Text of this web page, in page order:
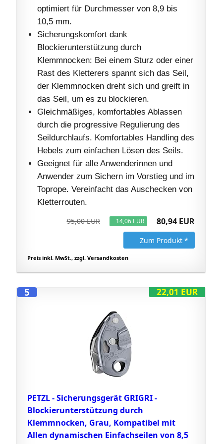
optimiert für Durchmesser von 8,9 bis
10,5 mm.
Sicherungskomfort dank
Blockierunterstützung durch
Klemmnocken: Bei einem Sturz oder einer
Rast des Kletterers spannt sich das Seil,
der Klemmnocken dreht sich und greift in
das Seil, um es zu blockieren.
Gleichmäßiges, komfortables Ablassen
durch die progressive Regulierung des
Seildurchlaufs. Komfortables Handling des
Hebels zum einfachen Lösen des Seils.
Geeignet für alle Anwenderinnen und
Anwender zum Sichern im Vorstieg und im
Toprope. Vereinfacht das Auschecken von
Kletterrouten.
95,00 EUR −14,06 EUR 80,94 EUR
Zum Produkt *
Preis inkl. MwSt., zzgl. Versandkosten
22,01 EUR
5
PETZL - Sicherungsgerät GRIGRI -
Blockierunterstützung durch
Klemmnocken, Grau, Kompatibel mit
Allen dynamischen Einfachseilen von 8,5